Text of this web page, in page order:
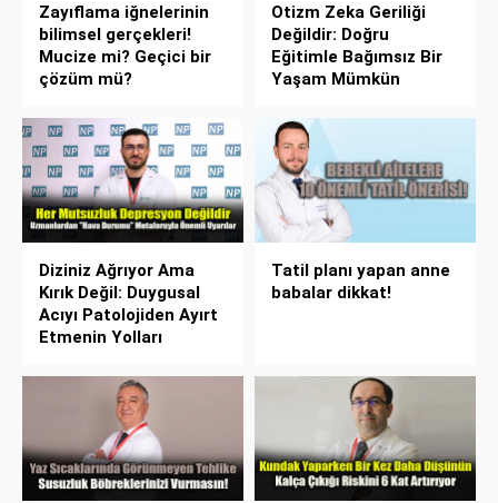
Zayıflama iğnelerinin
bilimsel gerçekleri!
Mucize mi? Geçici bir
çözüm mü?
Otizm Zeka Geriliği
Değildir: Doğru
Eğitimle Bağımsız Bir
Yaşam Mümkün
Diziniz Ağrıyor Ama
Kırık Değil: Duygusal
Acıyı Patolojiden Ayırt
Etmenin Yolları
Tatil planı yapan anne
babalar dikkat!